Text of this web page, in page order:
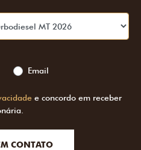
Email
e concordo em receber
CONTATO